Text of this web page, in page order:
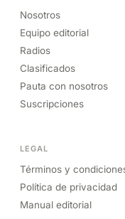
Nosotros
Equipo editorial
Radios
Clasificados
Pauta con nosotros
Suscripciones
LEGAL
Términos y
Política de privacidad
Manual editorial